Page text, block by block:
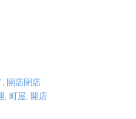
, 開店閉店
, 町屋, 開店